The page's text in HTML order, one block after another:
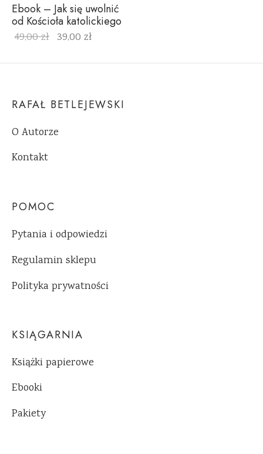
Ebook – Jak się uwolnić
od Kościoła katolickiego
49,00zł 39,00 zł
RAFAŁ BETLEJEWSKI
O Autorze
Kontakt
POMOC
Pytania i odpowiedzi
Regulamin sklepu
Polityka prywatności
KSIĄGARNIA
Książki papierowe
Ebooki
Pakiety